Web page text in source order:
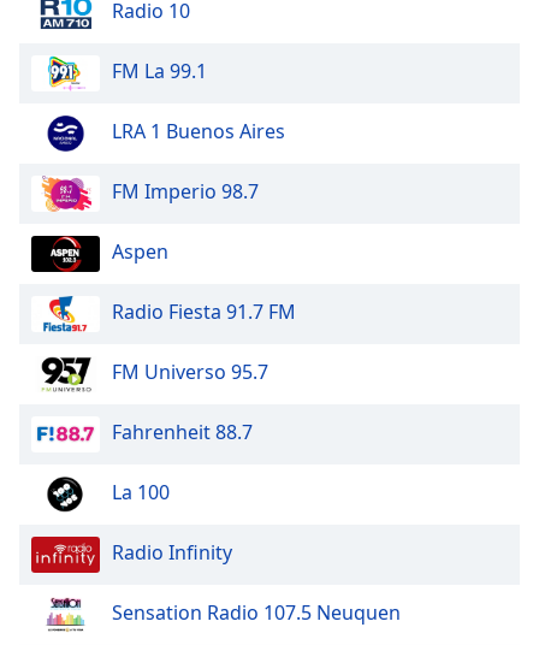
dialog
window.
close
window.
Background
Color
Opacity
Radio 10
FM La 99.1
LRA 1 Buenos Aires
FM Imperio 98.7
Aspen
Radio Fiesta 91.7 FM
FM Universo 95.7
Fahrenheit 88.7
La 100
Radio Infinity
Sensation Radio 107.5 Neuquen